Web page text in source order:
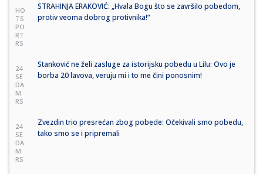
HO
TS
PO
RT.
RS
STRAHINJA ERAKOVIĆ: „Hvala Bogu što se završilo pobedom,
protiv veoma dobrog protivnika!“
24
SE
DA
M.
RS
Stanković ne želi zasluge za istorijsku pobedu u Lilu: Ovo je
borba 20 lavova, veruju mi i to me čini ponosnim!
24
SE
DA
M.
RS
Zvezdin trio presrećan zbog pobede: Očekivali smo pobedu,
tako smo se i pripremali